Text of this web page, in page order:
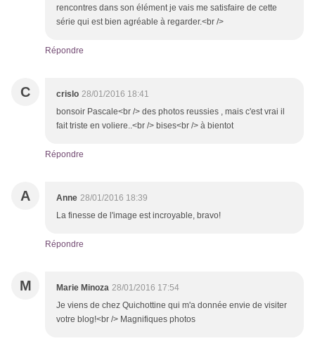
rencontres dans son élément je vais me satisfaire de cette
série qui est bien agréable à regarder.<br />
Répondre
C crislo 28/01/2016 18:41
bonsoir Pascale<br /> des photos reussies , mais c'est vrai il
fait triste en voliere..<br /> bises<br /> à bientot
Répondre
A Anne 28/01/2016 18:39
La finesse de l'image est incroyable, bravo!
Répondre
M Marie Minoza 28/01/2016 17:54
Je viens de chez Quichottine qui m'a donnée envie de visiter
votre blog!<br /> Magnifiques photos